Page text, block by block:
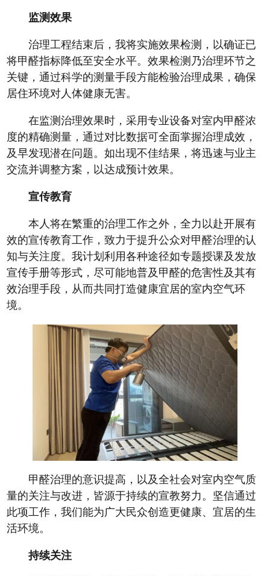
监测效果
治理工程结束后，我将实施效果检测，以确证已
将甲醛指标降低至安全水平。效果检测乃治理环节之
关键，通过科学的测量手段方能检验治理成果，确保
居住环境对人体健康无害。
在监测治理效果时，采用专业设备对室内甲醛浓
度的精确测量，通过对比数据可全面掌握治理成效，
及早发现潜在问题。如出现不佳结果，将迅速与业主
交流并调整方案，以达成预计效果。
宣传教育
本人将在繁重的治理工作之外，全力以赴开展有
效的宣传教育工作，致力于提升公众对甲醛治理的认
知与关注度。我计划利用各种途径如专题授课及发放
宣传手册等形式，尽可能地普及甲醛的危害性及其有
效治理手段，从而共同打造健康宜居的室内空气环
境。
甲醛治理的意识提高，以及全社会对室内空气质
量的关注与改进，皆源于持续的宣教努力。坚信通过
此项工作，我们能为广大民众创造更健康、宜居的生
活环境。
持续关注